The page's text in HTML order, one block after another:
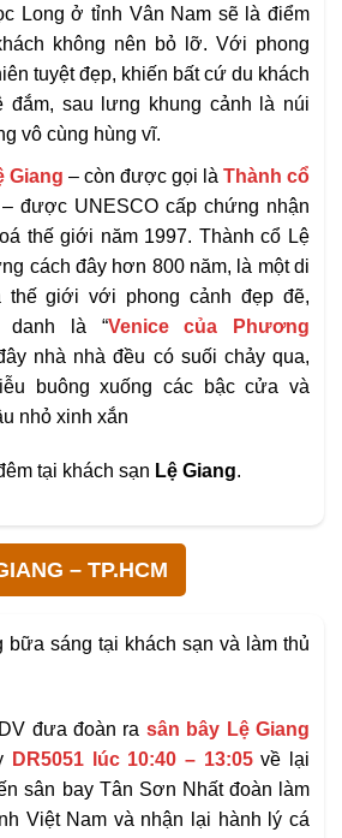
Long ở tỉnh Vân Nam sẽ là điểm
không nên bỏ lỡ. Với phong
tuyệt đẹp, khiến bất cứ du khách
đắm, sau lưng khung cảnh là núi
vô cùng hùng vĩ.
Giang – còn được gọi là Thành cổ
được UNESCO cấp chứng nhận
thế giới năm 1997. Thành cổ Lệ
cách đây hơn 800 năm, là một di
thế giới với phong cảnh đẹp đẽ,
danh là “Venice của Phương
nhà nhà đều có suối chảy qua,
buông xuống các bậc cửa và
nhỏ xinh xắn
tại khách sạn Lệ Giang.
– TP.HCM
bữa sáng tại khách sạn và làm thủ
đưa đoàn ra sân bây Lệ Giang
DR5051 lúc 10:40 – 13:05 về lại
sân bay Tân Sơn Nhất đoàn làm
Việt Nam và nhận lại hành lý cá